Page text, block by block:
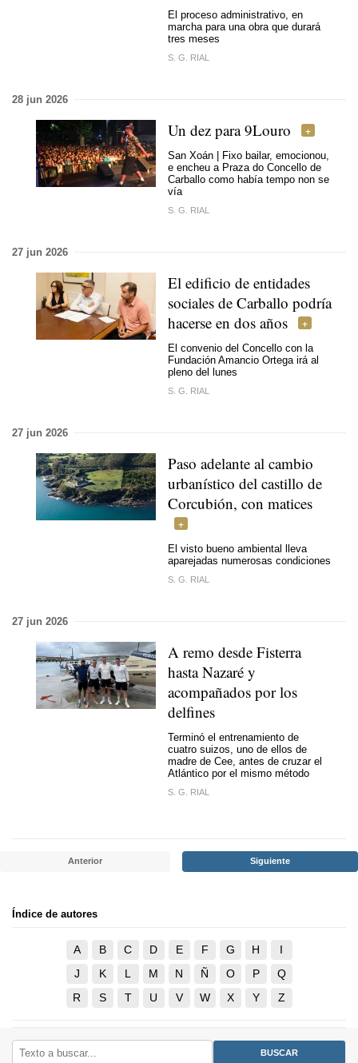
El proceso administrativo, en
marcha para una obra que durará
tres meses
S. G. RIAL
28 jun 2026
Un dez para 9Louro
San Xoán | Fixo bailar, emocionou,
e encheu a Praza do Concello de
Carballo como había tempo non se
vía
S. G. RIAL
27 jun 2026
El edificio de entidades
sociales de Carballo podría
hacerse en dos años
El convenio del Concello con la
Fundación Amancio Ortega irá al
pleno del lunes
S. G. RIAL
27 jun 2026
Paso adelante al cambio
urbanístico del castillo de
Corcubión, con matices
El visto bueno ambiental lleva
aparejadas numerosas condiciones
S. G. RIAL
27 jun 2026
A remo desde Fisterra
hasta Nazaré y
acompañados por los
delfines
Terminó el entrenamiento de
cuatro suizos, uno de ellos de
madre de Cee, antes de cruzar el
Atlántico por el mismo método
S. G. RIAL
Anterior Siguiente
Índice de autores
A B C D E F G H
I
J
K L M N Ñ O P
Q
R
S T U V W X Y Z